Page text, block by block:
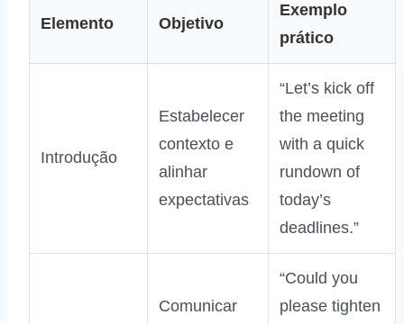
Elemento Objetivo
Exemplo
prático
Introdução
Estabelecer
contexto e
alinhar
expectativas
“Let’s kick off
the meeting
with a quick
rundown of
today’s
deadlines.”
Comunicar
“Could you
please tighten